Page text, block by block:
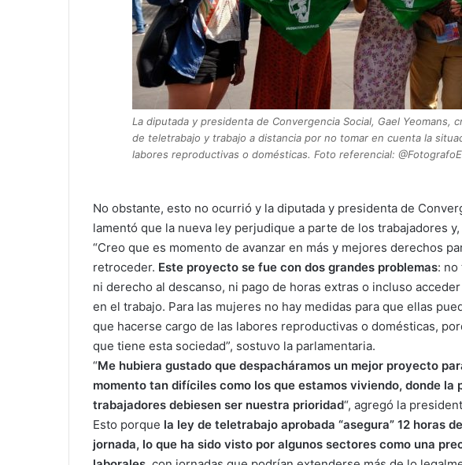
La diputada y presidenta de Convergencia Social, Gael Yeomans,
de teletrabajo y trabajo a distancia por no tomar en cuenta la
labores reproductivas o domésticas. Foto referencial:
No obstante, esto no ocurrió y la diputada y presidenta de
lamentó que la nueva ley perjudique a parte de los trabajadores
“Creo que es momento de avanzar en más y mejores derechos
retroceder. Este proyecto se fue con dos grandes problemas: no
ni derecho al descanso, ni pago de horas extras o incluso
en el trabajo. Para las mujeres no hay medidas para que ellas
que hacerse cargo de las labores reproductivas o domésticas,
que tiene esta sociedad”, sostuvo la parlamentaria.
“Me hubiera gustado que despacháramos un mejor proyecto
momento tan difíciles como los que estamos viviendo, donde la
trabajadores debiesen ser nuestra prioridad“, agregó la
Esto porque la ley de teletrabajo aprobada “asegura” 12 horas
jornada, lo que ha sido visto por algunos sectores como una